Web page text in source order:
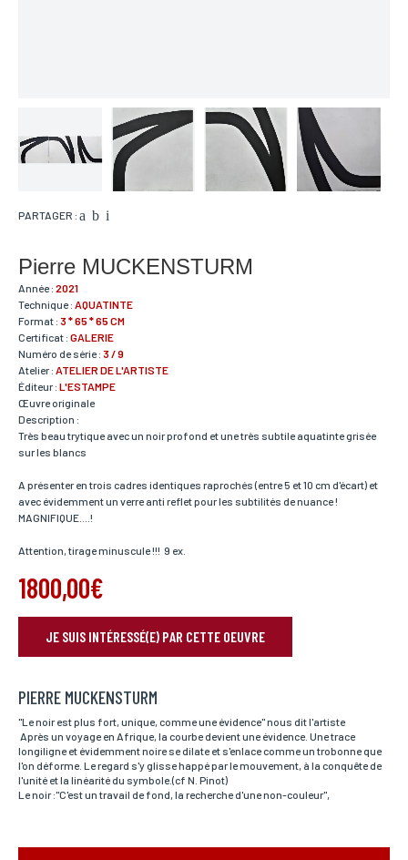
PARTAGER :
Pierre MUCKENSTURM
Année : 2021
Technique : AQUATINTE
Format : 3 * 65 * 65 CM
Certificat : GALERIE
Numéro de série : 3 / 9
Atelier : ATELIER DE L'ARTISTE
Éditeur : L'ESTAMPE
Œuvre originale
Description :
Très beau trytique avec un noir profond et une très subtile aquatinte grisée
sur les blancs
A présenter en trois cadres identiques raprochés (entre 5 et 10 cm d'écart) et
avec évidemment un verre anti reflet pour les subtilités de nuance !
MAGNIFIQUE....!
Attention, tirage minuscule !!! 9 ex.
1800,00€
JE SUIS INTÉRESSÉ(E) PAR CETTE OEUVRE
RÉSERVER VOTRE OEUVRE
Nom*
vous pouvez nous laisser vos nom et prénom.
Prénom*
PIERRE MUCKENSTURM
"Le noir est plus fort, unique, comme une évidence" nous dit l'artiste
Après un voyage en Afrique, la courbe devient une évidence. Une trace
longiligne et évidemment noire se dilate et s'enlace comme un trobonne que
l'on déforme. Le regard s'y glisse happé par le mouvement, à la conquête de
l'unité et la linéarité du symbole.(cf N. Pinot)
Le noir :"C'est un travail de fond, la recherche d'une non-couleur",